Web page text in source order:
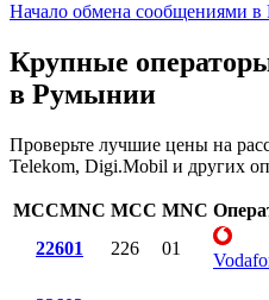
Начало обмена сообщениями
Крупные
в Румынии
Проверьте лучшие цены на
Telekom, Digi.Mobil и других
MCCMNC MCC MNC
22601
226 01